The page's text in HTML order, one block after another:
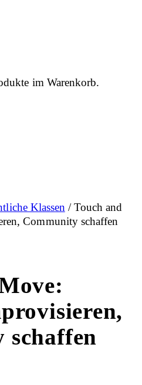
im Warenkorb.
Klassen/ Touch and
Community schaffen
schaffen